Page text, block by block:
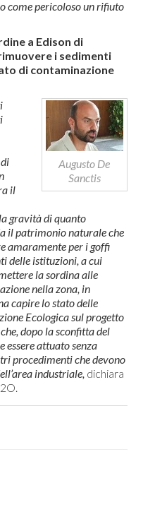
come pericoloso un rifiuto
a Edison di
i sedimenti
di contaminazione
Augusto De
Sanctis
il
gravità di quanto
il patrimonio naturale che
amaramente per i goffi
delle istituzioni, a cui
la sordina alle
nella zona, in
capire lo stato delle
Ecologica sul progetto
dopo la sconfitta del
essere attuato senza
procedimenti che devono
industriale, dichiara